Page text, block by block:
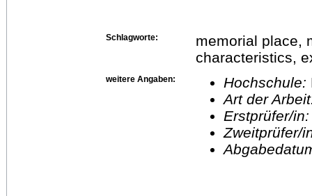
Schlagworte:
memorial place,
characteristics,
weitere Angaben: Hochschule:
Art der
Erstprüfer/